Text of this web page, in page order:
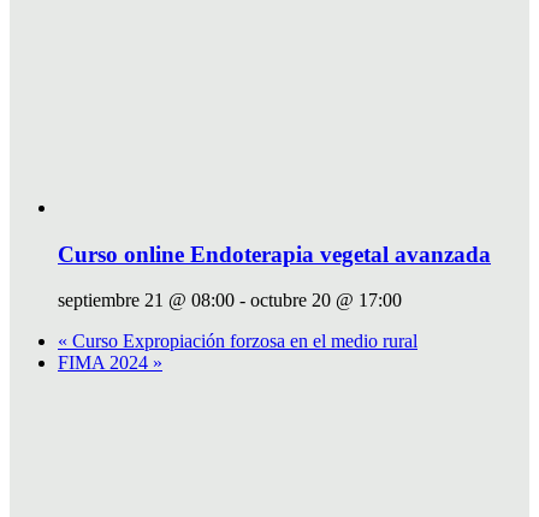
Curso online Endoterapia vegetal avanzada
septiembre 21 @ 08:00 - octubre 20 @ 17:00
« Curso Expropiación forzosa en el medio rural
FIMA 2024 »